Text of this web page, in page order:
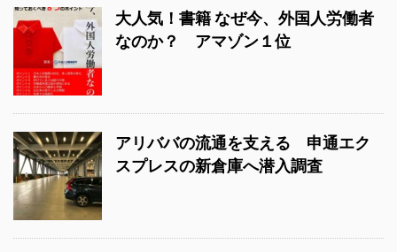
大人気！書籍 なぜ今、外国人労働者
なのか？ アマゾン１位
アリババの流通を支える 申通エク
スプレスの新倉庫へ潜入調査